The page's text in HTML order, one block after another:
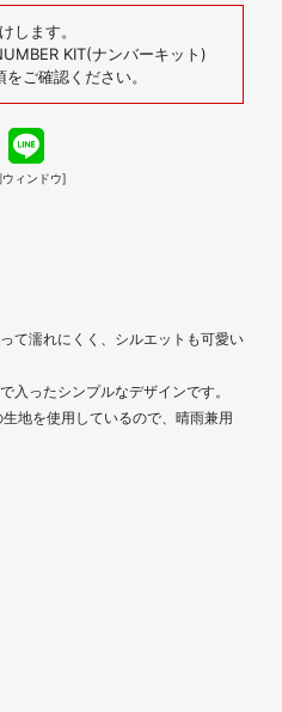
します。
KIT(ナンバーキット)
ご確認ください。
ウィンドウ]
て濡れにくく、シルエットも可愛い
入ったシンプルなデザインです。
地を使用しているので、晴雨兼用